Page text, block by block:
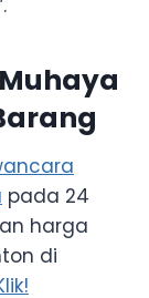
pada 24
harga
di